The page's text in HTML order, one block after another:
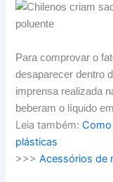
Para comprovar o
desaparecer dentro
imprensa realizada
beberam o líquido
Leia também:
plásticas
>>>Acessórios de